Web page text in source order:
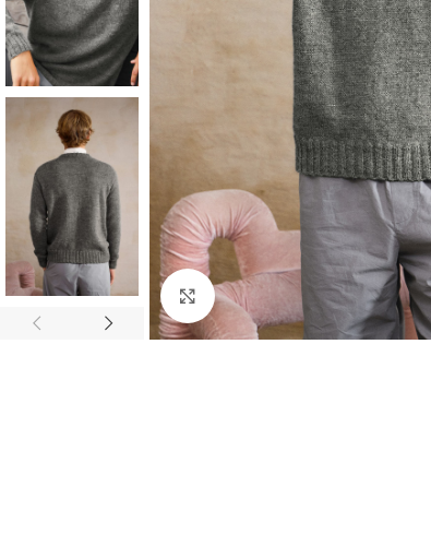
Click to enlarge